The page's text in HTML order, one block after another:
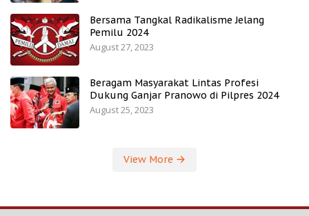
Bersama Tangkal Radikalisme Jelang
Pemilu 2024
August 27, 2023
Beragam Masyarakat Lintas Profesi
Dukung Ganjar Pranowo di Pilpres 2024
August 25, 2023
View More